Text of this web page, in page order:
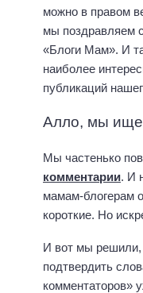
можно в правом
мы поздравляем
«Блоги Мам». И
наиболее
публикаций
Алло, мы
Мы частенько
комментарии. И
мамам-блогерам
короткие. Но
И вот мы решили,
подтвердить
комментаторов»